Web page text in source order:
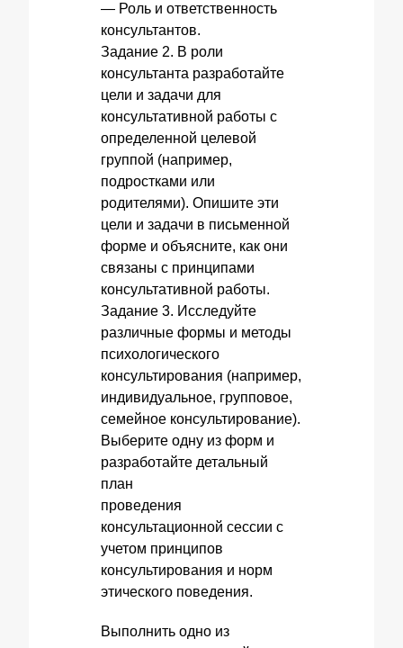
— Роль и ответственность
консультантов.
Задание 2. В роли
консультанта разработайте
цели и задачи для
консультативной работы с
определенной целевой
группой (например,
подростками или
родителями). Опишите эти
цели и задачи в письменной
форме и объясните, как они
связаны с принципами
консультативной работы.
Задание 3. Исследуйте
различные формы и методы
психологического
консультирования (например,
индивидуальное, групповое,
семейное консультирование).
Выберите одну из форм и
разработайте детальный
план
проведения
консультационной сессии с
учетом принципов
консультирования и норм
этического поведения.
Выполнить одно из